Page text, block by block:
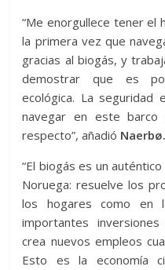
“Me enorgullece tener el
la primera vez que
gracias al biogás, y
demostrar que es
ecológica. La seguridad
navegar en este
respecto”, añadió Naerbø.
“El biogás es un
Noruega: resuelve los
los hogares como en
importantes
crea nuevos empleos
Esto es la economía